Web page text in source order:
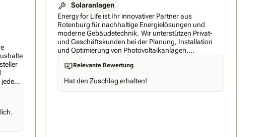
nennt
Solaranlagen
Energy for Life ist Ihr innovativer Partner aus
Rotenburg für nachhaltige Energielösungen und
moderne Gebäudetechnik. Wir unterstützen Privat-
und Geschäftskunden bei der Planung, Installation
und Optimierung von Photovoltaikanlagen,
Stromspeichern, Wärmepumpen und
Ladeinfrastruktur für E-Mobilität. Unser
Beratung über die Projektierung bis zur
schlüsselfertigen Umsetzung – alles aus einer Hand.
Relevante Bewertung
Hat den Zuschlag erhalten!